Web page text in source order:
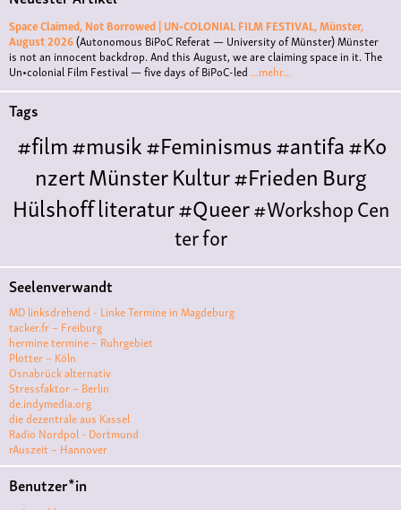
Space Claimed, Not Borrowed | UN•COLONIAL FILM FESTIVAL, Münster,
August 2026(Autonomous BiPoC Referat — University of Münster)Münster
is not an innocent backdrop. And this August, we are claiming space in it. The
Un•colonial Film Festival — five days of BiPoC-led ...mehr...
Tags
#film#musik#Feminismus#antifa#Ko
nzertMünsterKultur#FriedenBurg
Hülshoffliteratur#Queer#WorkshopCen
ter for
LiteraturePolyamoriePolytreff#liveKonzert
Polyamorietreff
MonogamieCNM#jazz#vortrag
ismuskunstantisemitismus
VKqueer#Demo
ve#film #kino #filmwerkstatt
#filmclub#Münster#BLACKBOXpunk#kino
#menschenrechte
Seelenverwandt
MD linksdrehend - Linke Termine in Magdeburg
tacker.fr – Freiburg
hermine termine – Ruhrgebiet
Plotter – Köln
Osnabrück alternativ
Stressfaktor – Berlin
de.indymedia.org
die dezentrale aus Kassel
Radio Nordpol - Dortmund
rAuszeit – Hannover
Benutzer*in